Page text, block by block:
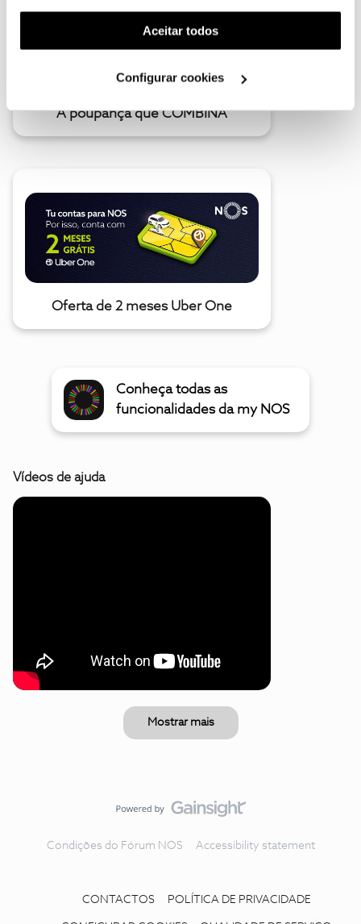
funcionalidade) e adaptar anúncios aos seus interesses
(cookies de publicidade personalizada). Pode gerir a
utilização dos cookies clicando em "Configurar
Aceitar todos
Configurar cookies
A poupança que COMBINA
Oferta de 2 meses Uber One
Conheça todas as
funcionalidades da my NOS
Vídeos de ajuda
Mostrar mais
Condições do Fórum NOS Accessibility statement
CONTACTOS POLÍTICA DE PRIVACIDADE